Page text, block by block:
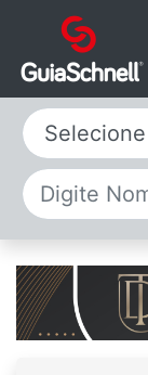
Selecione a